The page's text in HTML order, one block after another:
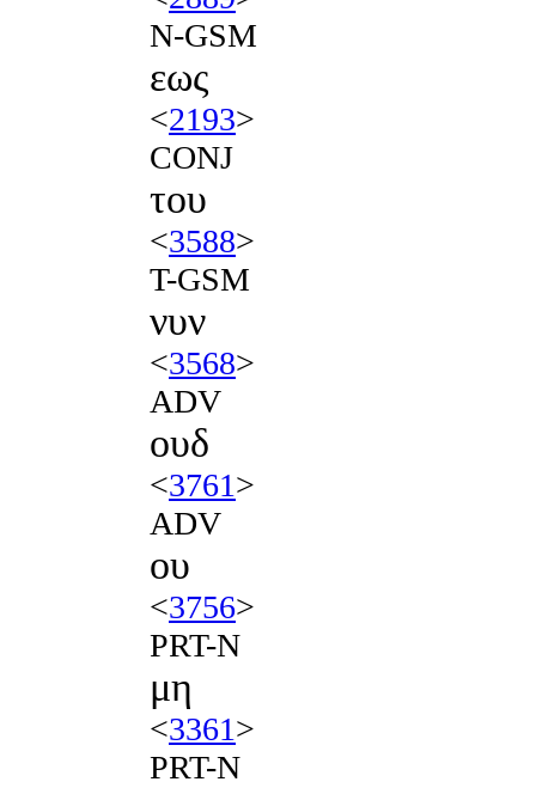
N-GSM
εως
<2193>
CONJ
του
<3588>
T-GSM
νυν
<3568>
ADV
ουδ
<3761>
ADV
ου
<3756>
PRT-N
μη
<3361>
PRT-N